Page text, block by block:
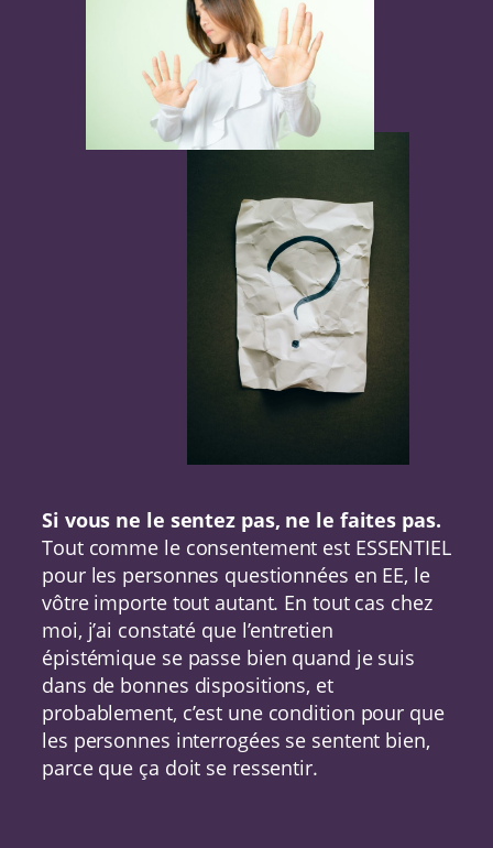
Si vous ne le sentez pas, ne le faites pas.
Tout comme le consentement est ESSENTIEL
pour les personnes questionnées en EE, le
vôtre importe tout autant. En tout cas chez
moi, j’ai constaté que l’entretien
épistémique se passe bien quand je suis
dans de bonnes dispositions, et
probablement, c’est une condition pour que
les personnes interrogées se sentent bien,
parce que ça doit se ressentir.